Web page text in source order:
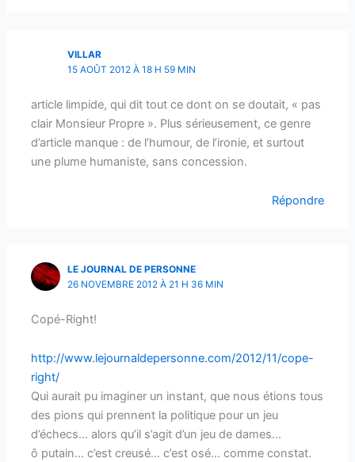
VILLAR
15 AOÛT 2012 À 18 H 59 MIN
article limpide, qui dit tout ce dont on se doutait, « pas
clair Monsieur Propre ». Plus sérieusement, ce genre
d’article manque : de l’humour, de l’ironie, et surtout
une plume humaniste, sans concession.
Répondre
LE JOURNAL DE PERSONNE
26 NOVEMBRE 2012 À 21 H 36 MIN
Copé-Right!
http://www.lejournaldepersonne.com/2012/11/cope-
right/
Qui aurait pu imaginer un instant, que nous étions tous
des pions qui prennent la politique pour un jeu
d’échecs… alors qu’il s’agit d’un jeu de dames…
ô putain… c’est creusé… c’est osé… comme constat.